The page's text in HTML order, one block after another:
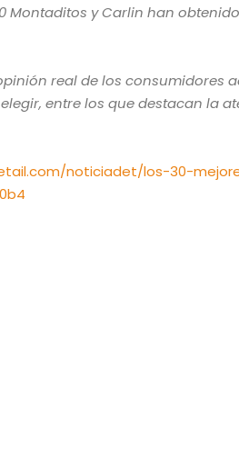
Montaditos y Carlin han
real de los consumidores
entre los que destacan la
noticiadet/los-30-